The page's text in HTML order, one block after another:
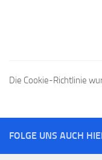
Die Cookie-Richtlinie
FOLGE UNS AUCH